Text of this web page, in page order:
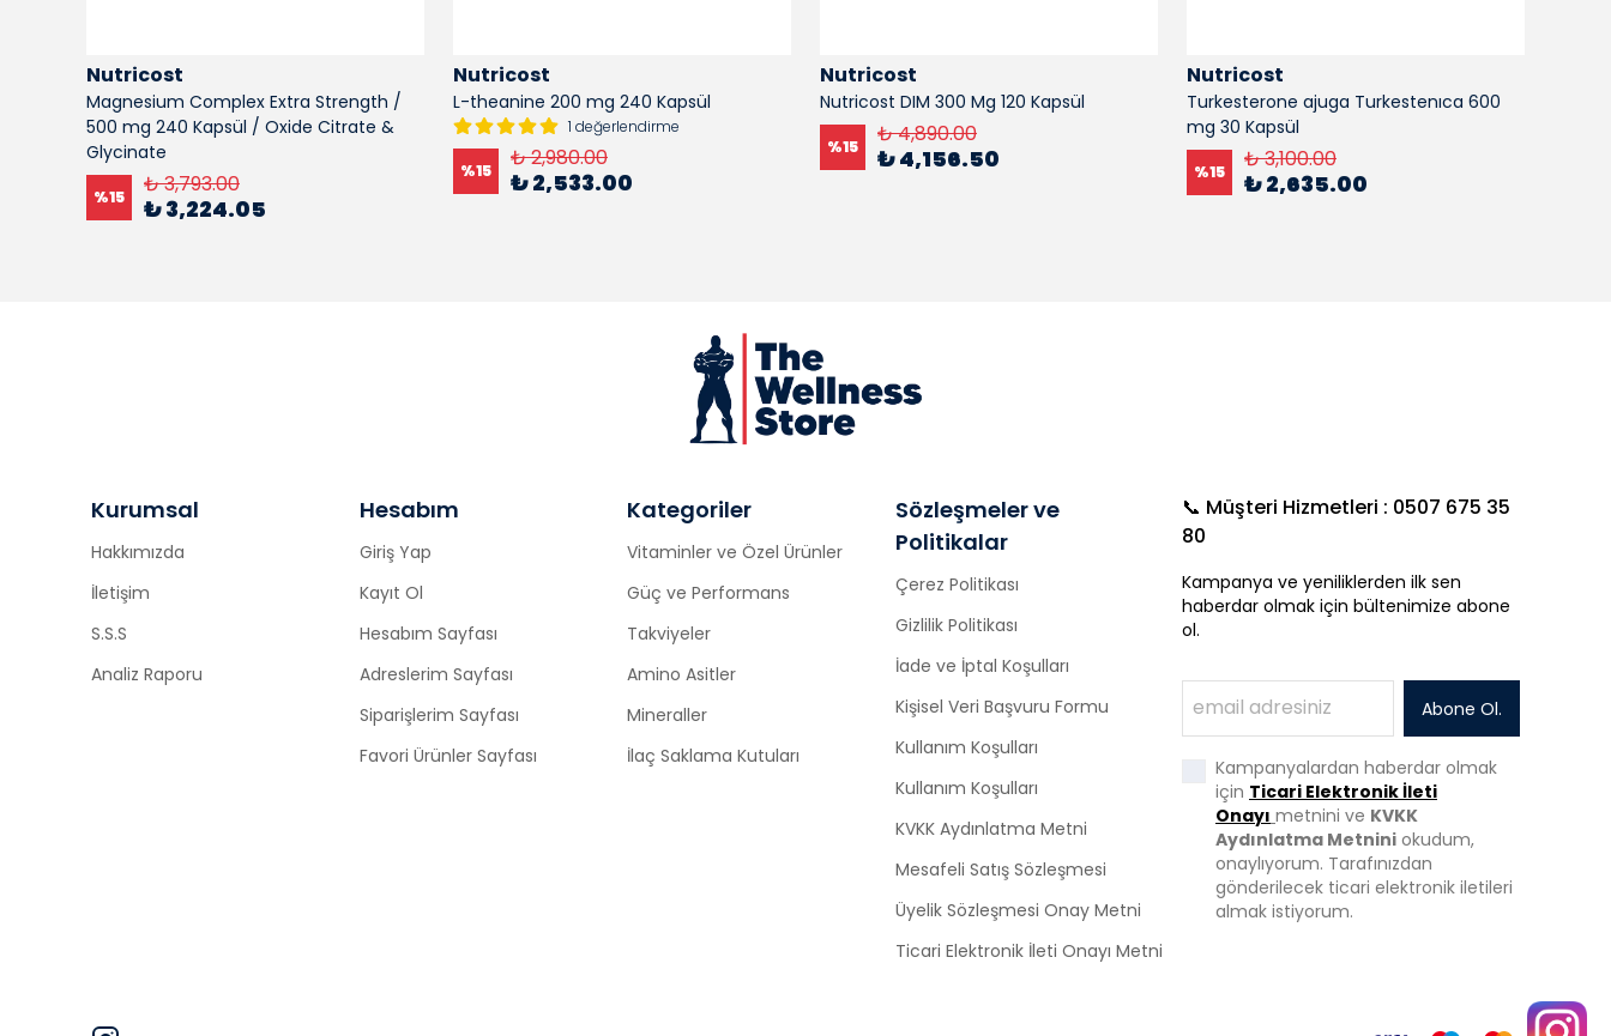
Nutricost
Magnesium Complex Extra Strength /
500 mg 240 Kapsül / Oxide Citrate &
Glycinate
%15 ₺ 3,793.00
₺ 3,224.05
Nutricost
L-theanine 200 mg 240 Kapsül
1 değerlendirme
%15 ₺ 2,980.00
₺ 2,533.00
Nutricost
Nutricost DIM 300 Mg 120 Kapsül
%15 ₺ 4,890.00
₺ 4,156.50
Nutricost
Turkesterone ajuga Turkestenıca 600
mg 30 Kapsül
%15 ₺ 3,100.00
₺ 2,635.00
Kurumsal
Hakkımızda
İletişim
S.S.S
Analiz Raporu
Hesabım
Giriş Yap
Kayıt Ol
Hesabım Sayfası
Adreslerim Sayfası
Siparişlerim Sayfası
Favori Ürünler Sayfası
Kategoriler
Vitaminler ve Özel Ürünler
Güç ve Performans
Takviyeler
Amino Asitler
Mineraller
İlaç Saklama Kutuları
Sözleşmeler ve
Politikalar
Çerez Politikası
Gizlilik Politikası
İade ve İptal Koşulları
Kişisel Veri Başvuru Formu
Kullanım Koşulları
Kullanım Koşulları
KVKK Aydınlatma Metni
Mesafeli Satış Sözleşmesi
Üyelik Sözleşmesi Onay Metni
Ticari Elektronik İleti Onayı Metni
📞 Müşteri Hizmetleri : 0507 675 35
80
Kampanya ve yeniliklerden ilk sen
haberdar olmak için bültenimize abone
ol.
Abone Ol.
Kampanyalardan haberdar olmak
için Ticari Elektronik İleti
Onayı metnini ve KVKK
Aydınlatma Metnini okudum,
onaylıyorum. Tarafınızdan
gönderilecek ticari elektronik iletileri
almak istiyorum.